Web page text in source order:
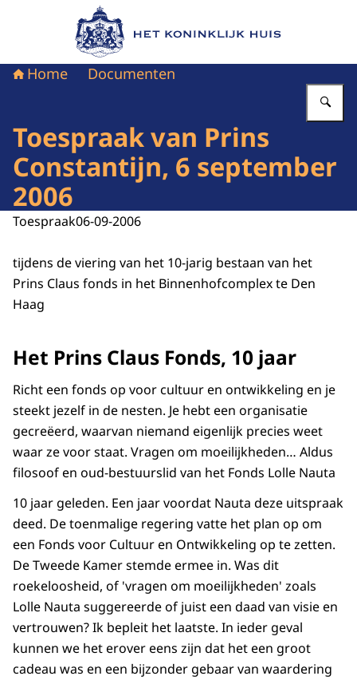
Naar de homepage van Het Koninklijk Huis
Home Documenten
Toespraak van Prins
Constantijn, 6 september
2006
Toespraak06-09-2006
tijdens de viering van het 10-jarig bestaan van het
Prins Claus fonds in het Binnenhofcomplex te Den
Haag
Het Prins Claus Fonds, 10 jaar
Richt een fonds op voor cultuur en ontwikkeling en je
steekt jezelf in de nesten. Je hebt een organisatie
gecreëerd, waarvan niemand eigenlijk precies weet
waar ze voor staat. Vragen om moeilijkheden… Aldus
filosoof en oud-bestuurslid van het Fonds Lolle Nauta
10 jaar geleden. Een jaar voordat Nauta deze uitspraak
deed. De toenmalige regering vatte het plan op om
een Fonds voor Cultuur en Ontwikkeling op te zetten.
De Tweede Kamer stemde ermee in. Was dit
roekeloosheid, of 'vragen om moeilijkheden' zoals
Lolle Nauta suggereerde of juist een daad van visie en
vertrouwen? Ik bepleit het laatste. In ieder geval
kunnen we het erover eens zijn dat het een groot
cadeau was en een bijzonder gebaar van waardering